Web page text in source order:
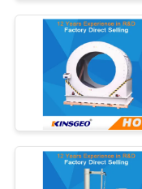
CONTACTEZ-
NOUS
DEMANDEZ
UNE
CITATION